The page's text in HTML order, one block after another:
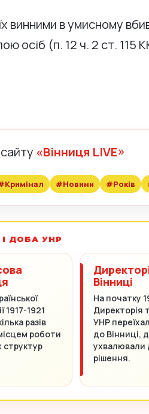
винними в умисному
осіб (п. 12 ч. 2 ст. 115
«Вінниця LIVE»
#Новини #Років
ДОБА УНР
1917-1921
разів
роботи
структур
Вінниці
На початку
Директорія
УНР
до Вінниці,
ухвалювали
рішення.